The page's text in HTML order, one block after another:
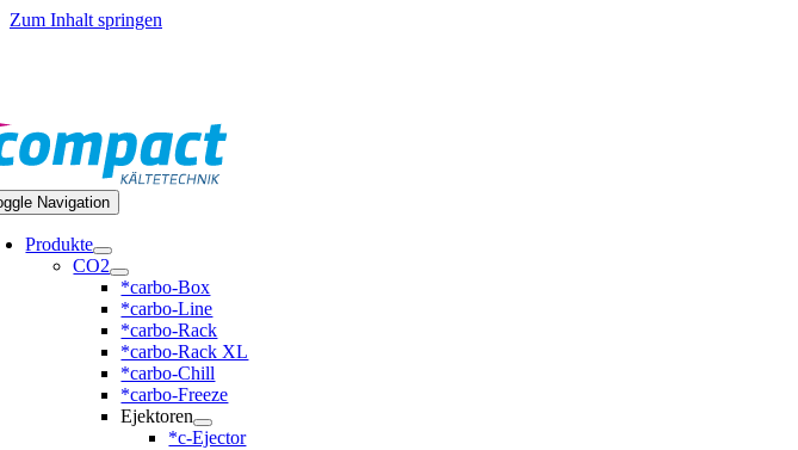
Zum Inhalt springen
Navigation
Produkte
CO2
*carbo-Box
*carbo-Line
*carbo-Rack
*carbo-Rack XL
*carbo-Chill
*carbo-Freeze
Ejektoren
*c-Ejector